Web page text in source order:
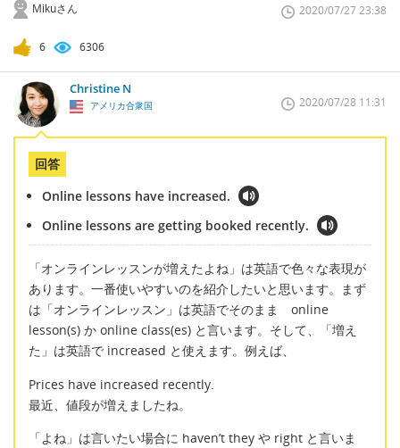
Mikuさん 2020/07/27 23:38
6 6306
Christine N
アメリカ合衆国 2020/07/28 11:31
回答
Online lessons have increased.
Online lessons are getting booked recently.
「オンラインレッスンが増えたよね」は英語で色々な表現が
あります。一番使いやすいのを紹介したいと思います。まず
は「オンラインレッスン」は英語でそのまま online
lesson(s) か online class(es) と言います。そして、「増え
た」は英語で increased と使えます。例えば、
Prices have increased recently.
最近、値段が増えましたね。
「よね」は言いたい場合に haven’t they や right と言いま